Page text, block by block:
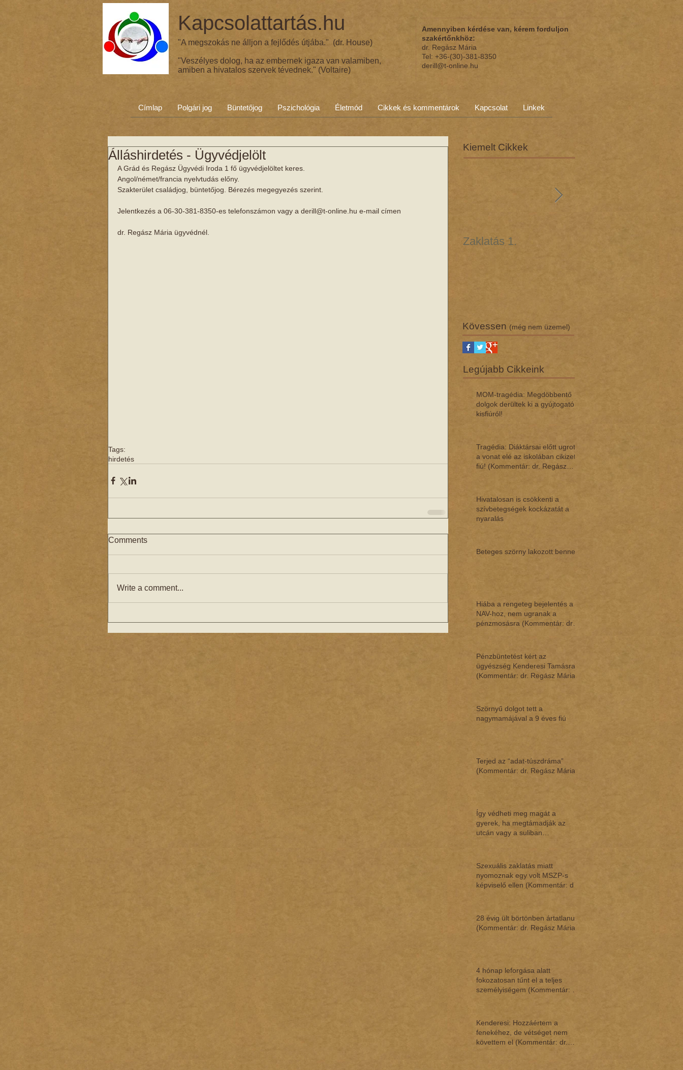
Kapcsolattartás.hu
"A megszokás ne álljon a fejlődés útjába." (dr. House)
"Veszélyes dolog, ha az embernek igaza van valamiben,
amiben a hivatalos szervek tévednek." (Voltaire)
Amennyiben kérdése van, kérem forduljon
szakértőnkhöz:
dr. Regász Mária
Tel: +36-(30)-381-8350
derill@t-online.hu
Címlap Polgári jog Büntetőjog Pszichológia Életmód Cikkek és kommentárok Kapcsolat Linkek
Álláshirdetés - Ügyvédjelölt
A Grád és Regász Ügyvédi Iroda 1 fő ügyvédjelöltet keres.
Angol/német/francia nyelvtudás előny.
Szakterület családjog, büntetőjog. Bérezés megegyezés szerint.
Jelentkezés a 06-30-381-8350-es telefonszámon vagy a derill@t-online.hu e-mail címen
dr. Regász Mária ügyvédnél.
Tags:
hirdetés
Comments
Write a comment...
Kiemelt Cikkek
Zaklatás 1.
Kövessen (még nem üzemel)
Legújabb Cikkeink
MOM-tragédia: Megdöbbentő
dol­gok de­rül­tek ki a gyúj­to­gató
kisfi­ú­ról!
Tragédia: Diáktársai előtt ugrott
a vonat elé az iskolában cikizett
fiú! (Kommentár: dr. Regász
Hivatalosan is csökkenti a
szívbetegségek kockázatát a
nyaralás
Beteges szörny lakozott benne
Hiába a rengeteg bejelentés a
NAV-hoz, nem ugranak a
pénzmosásra (Kommentár: dr.
Pénzbüntetést kért az
ügyészség Kenderesi Tamásra
(Kommentár: dr. Regász Mária)
Szörnyű dolgot tett a
nagymamájával a 9 éves fiú
Terjed az “adat-túszdráma”
(Kommentár: dr. Regász Mária)
Így védheti meg magát a
gyerek, ha megtámadják az
utcán vagy a suliban
Szexuális zaklatás miatt
nyomoznak egy volt MSZP-s
képviselő ellen (Kommentár: dr.
28 évig ült börtönben ártatlanul
(Kommentár: dr. Regász Mária)
4 hónap leforgása alatt
fokozatosan tűnt el a teljes
személyiségem (Kommentár: dr.
Kenderesi: Hozzáértem a
fenekéhez, de vétséget nem
követtem el (Kommentár: dr.